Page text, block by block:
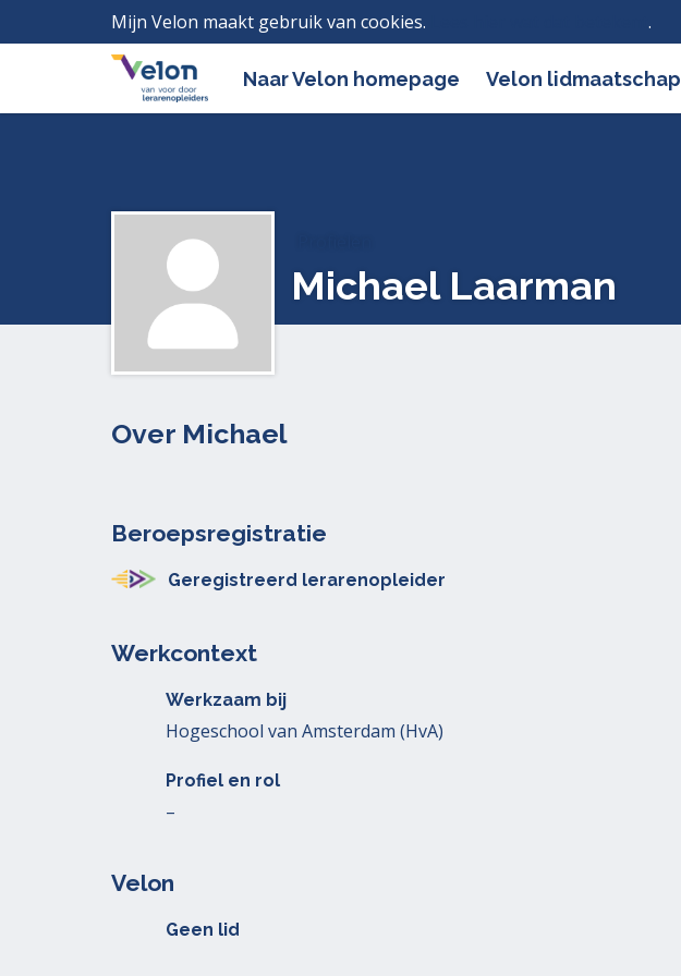
Mijn Velon maakt gebruik van cookies. .
Naar Velon homepage Velon lidmaatschap
Michael Laarman
Over Michael
Beroepsregistratie
Geregistreerd lerarenopleider
Werkcontext
Werkzaam bij
Hogeschool van Amsterdam (HvA)
Profiel en rol
–
Velon
Geen lid